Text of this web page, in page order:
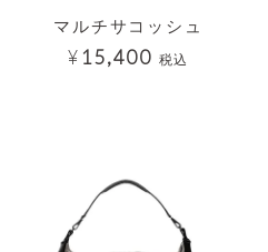
マルチサコッシュ
¥ 15,400 税込